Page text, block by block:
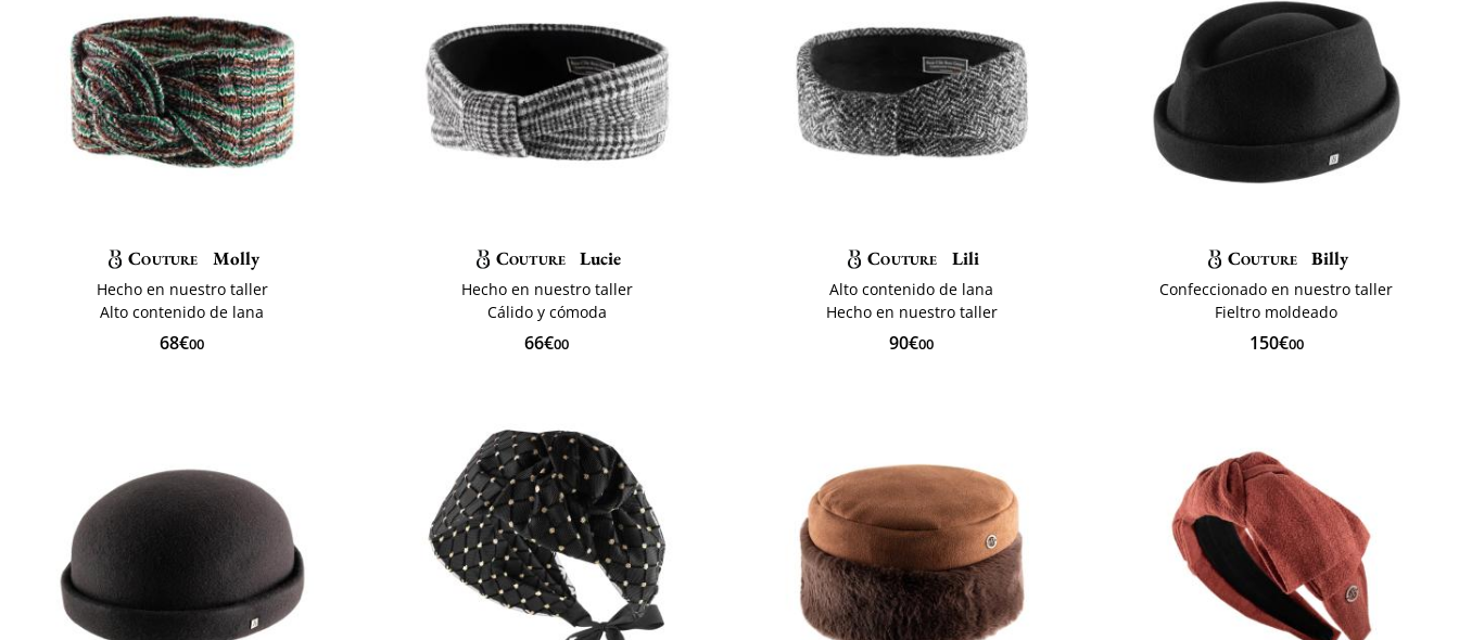
Couture Molly
Hecho en nuestro taller
Alto contenido de lana
68€00
Couture Lucie
Hecho en nuestro taller
Cálido y cómoda
66€00
Couture Lili
Alto contenido de lana
Hecho en nuestro taller
90€00
Couture Billy
Confeccionado en nuestro taller
Fieltro moldeado
150€00